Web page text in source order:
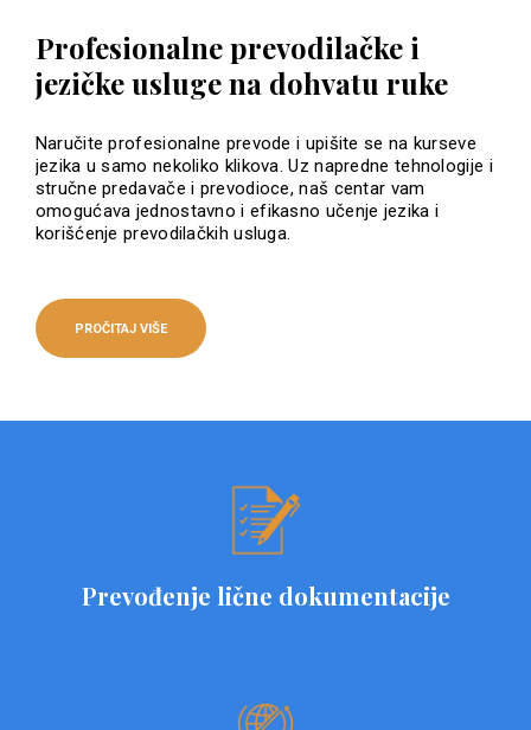
Profesionalne prevodilačke i
jezičke usluge na dohvatu ruke
Naručite profesionalne prevode i upišite se na kurseve
jezika u samo nekoliko klikova. Uz napredne tehnologije i
stručne predavače i prevodioce, naš centar vam
omogućava jednostavno i efikasno učenje jezika i
korišćenje prevodilačkih usluga.
PROČITAJ VIŠE
Prevođenje lične dokumentacije